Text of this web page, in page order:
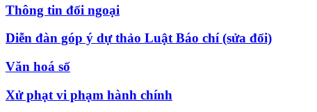
Thông tin đối ngoại
Diễn đàn góp ý dự thảo Luật Báo chí (sửa đổi)
Văn hoá số
Xử phạt vi phạm hành chính